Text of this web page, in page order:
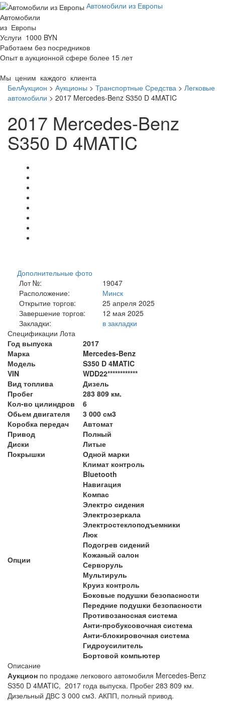
Автомобили из Европы
Автомобили
из Европы
Услуги 1000 BYN
Работаем без посредников
Опыт в аукционной сфере более 15 лет
Мы ценим каждого клиента
БелАукцион > Аукционы > Транспортные Средства > Легковые
автомобили > 2017 Mercedes-Benz S350 D 4MATIC
2017 Mercedes-Benz
S350 D 4MATIC
Дополнительные фото
Лот №:
19047
Расположение:
Минск
Открытие торгов:
25 апреля 2025
Завершение торгов:
12 мая 2025
Закладки:
в закладки
Спецификации Лота
Год выпуска
2017
Марка
Mercedes-Benz
Модель
S350 D 4MATIC
VIN
WDD22************
Вид топлива
Дизель
Пробег
283 809 км.
Кол-во цилиндров
6
Обьем двигателя
3 000 см3
Коробка передач
Автомат
Привод
Полный
Диски
Литые
Покрышки
Одной марки
Опции
Климат контроль
Bluetooth
Навигация
Компас
Электро сидения
Электрозеркала
Электростеклоподъемники
Люк
Подогрев сидений
Кожаный салон
Серворуль
Мультируль
Круиз контроль
Боковые подушки безопасности
Передние подушки безопасности
Противозаносная система
Анти-пробуксовочная система
Анти-блокировочная система
Гидроусилитель
Бортовой компьютер
Описание
Аукцион по продаже легкового автомобиля Mercedes-Benz
S350 D 4MATIC, 2017 года выпуска. Пробег 283 809 км.
Дизельный ДВС 3 000 см3. АКПП, полный привод.